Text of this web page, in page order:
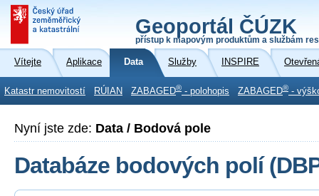
Geoportál ČÚZK
přístup k mapovým produktům a službám
Vítejte Aplikace Data Služby INSPIRE
Katastr nemovitostí RÚIAN ZABAGED® - polohopis ZABAGED® -
Nyní jste zde: Data / Bodová pole
Databáze bodových polí